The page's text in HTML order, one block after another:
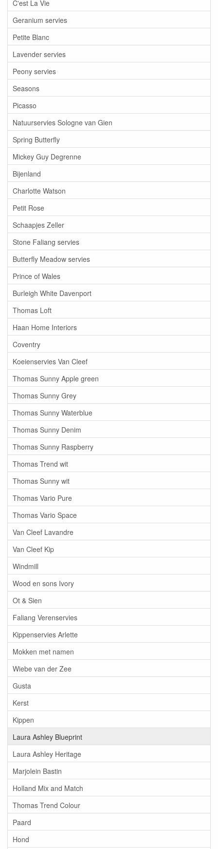
C'est La Vie
Geranium servies
Petite Blanc
Lavender servies
Peony servies
Seasons
Picasso
Natuurservies Sologne van Gien
Spring Butterfly
Mickey Guy Degrenne
Bijenland
Charlotte Watson
Petit Rose
Schaapjes Zeller
Stone Faliang servies
Butterfly Meadow servies
Prince of Wales
Burleigh White Davenport
Thomas Loft
Haan Home Interiors
Coventry
Koeienservies Van Cleef
Thomas Sunny Apple green
Thomas Sunny Grey
Thomas Sunny Waterblue
Thomas Sunny Denim
Thomas Sunny Raspberry
Thomas Trend wit
Thomas Sunny wit
Thomas Vario Pure
Thomas Vario Space
Van Cleef Lavandre
Van Cleef Kip
Windmill
Wood en sons Ivory
Ot & Sien
Faliang Verenservies
Kippenservies Arlette
Mokken met namen
Wiebe van der Zee
Gusta
Kerst
Kippen
Laura Ashley Blueprint
Laura Ashley Heritage
Marjolein Bastin
Holland Mix and Match
Thomas Trend Colour
Paard
Hond